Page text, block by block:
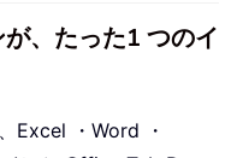
、たった1 つのイ
Excel ・Word ・